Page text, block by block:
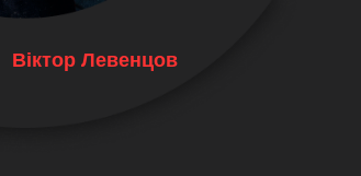
Віктор Левенцов